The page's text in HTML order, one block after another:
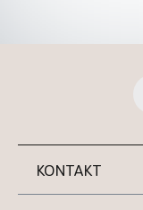
KONTAKT